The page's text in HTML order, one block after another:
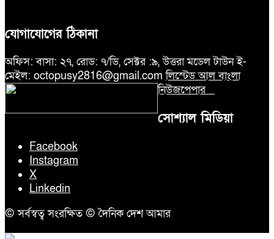
যোগাযোগের ঠিকানা
অফিস: বাসা: ২৭, রোড: ৭/ডি, সেক্টর :৯, উত্তরা মডেল টাউন ই-
মেইল: octopusy2816@gmail.comলিস্টেড আল বাংলা
নিউজপেপার
সোশ্যাল মিডিয়া
Facebook
Instagram
X
Linkedin
© সর্বস্বত্ব সংরক্ষিত © দৈনিক দেশ আমার